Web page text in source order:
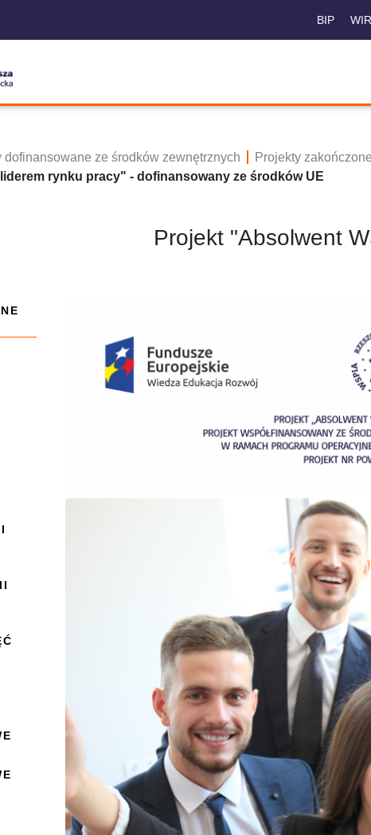
BIP
dofinansowane ze środków zewnętrznych
Projekty zakończone
rynku pracy" - dofinansowany ze środków UE
Projekt "Absolwent